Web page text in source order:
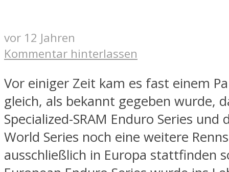
vor 12 Jahren
Kommentar hinterlassen
Vor einiger Zeit kam es fast einem
gleich, als bekannt gegeben wurde,
Specialized-SRAM Enduro Series und
World Series noch eine weitere
ausschließlich in Europa stattfinden